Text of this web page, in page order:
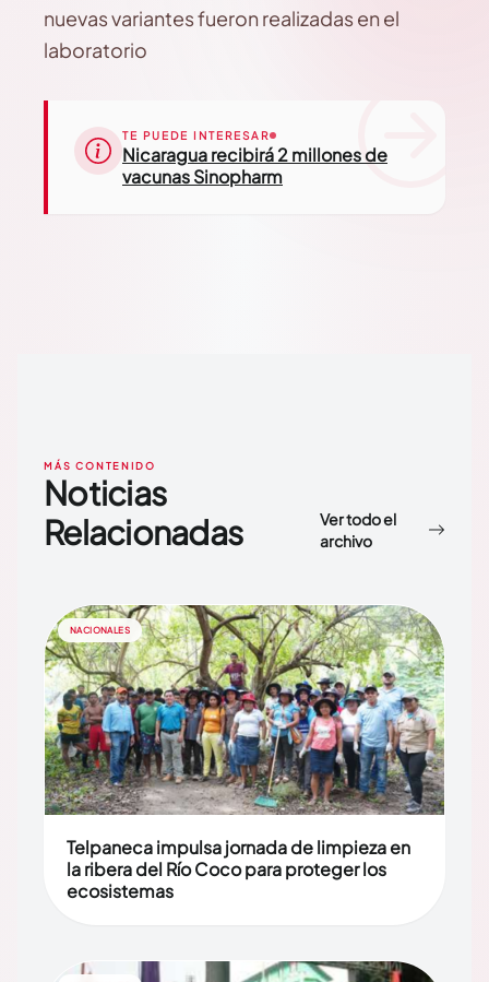
nuevas variantes fueron realizadas en el
laboratorio
TE PUEDE INTERESAR
Nicaragua recibirá 2 millones de
vacunas Sinopharm
MÁS CONTENIDO
Noticias
Relacionadas
Ver todo el
archivo
NACIONALES
Telpaneca impulsa jornada de limpieza en
la ribera del Río Coco para proteger los
ecosistemas